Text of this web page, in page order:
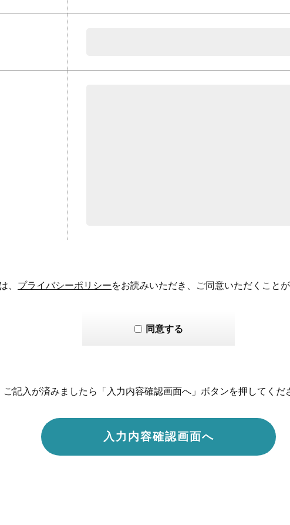
、 プライバシーポリシーをお読みいただき、ご同意いただくこと
同意する
ご記入が済みましたら「入力内容確認画面へ」ボタンを押してくだ